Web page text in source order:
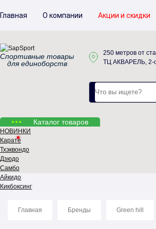
Главная О компании Акции и скидки
Спортивные товары
для единоборств
250 метров от
ТЦ АКВАРЕЛЬ, 2-
Каталог товаров
НОВИНКИ
Карате
Тхэквондо
Дзюдо
Самбо
Айкидо
Кикбоксинг
Главная Бренды Green hill